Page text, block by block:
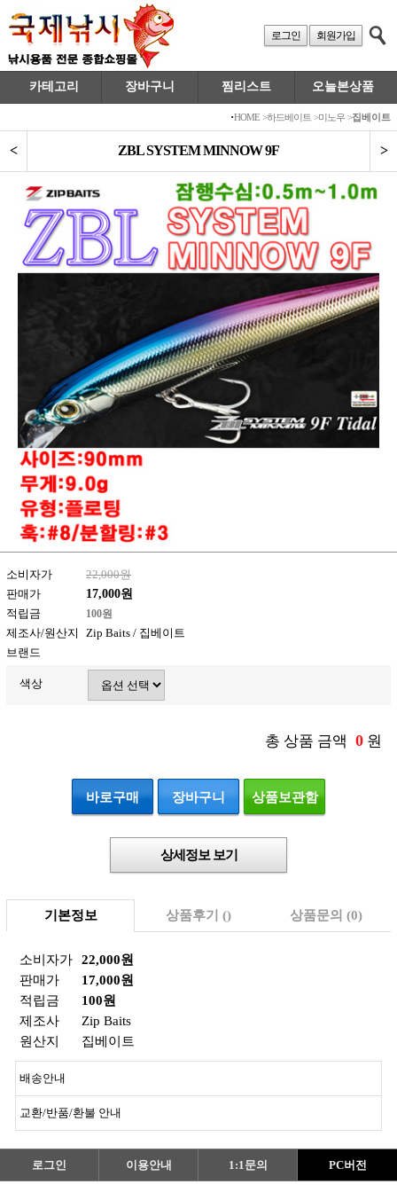
로그인 회원가입
카테고리 장바구니 찜리스트 오늘본상품
·HOME >하드베이트 >미노우 >집베이트
< ZBL SYSTEM MINNOW 9F >
소비자가
22,000원
판매가
17,000원
적립금
100원
제조사/원산지
Zip Baits / 집베이트
브랜드
색상
총 상품 금액 0 원
바로구매 장바구니 상품보관함
상세정보 보기
기본정보 상품후기 () 상품문의 (0)
소비자가
22,000원
판매가
17,000원
적립금
100원
제조사
Zip Baits
원산지
집베이트
배송안내
교환/반품/환불 안내
로그인 이용안내 1:1문의 PC버전